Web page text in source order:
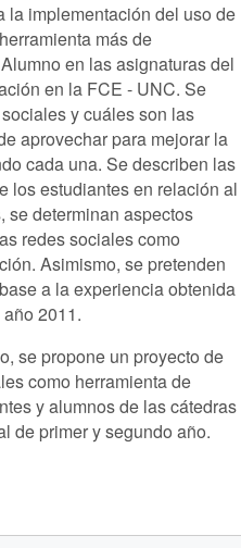
la implementación del uso de
más de
en las asignaturas del
en la FCE - UNC. Se
y cuáles son las
aprovechar para mejorar la
cada una. Se describen las
los estudiantes en relación al
se determinan aspectos
redes sociales como
Asimismo, se pretenden
a la experiencia obtenida
2011.
se propone un proyecto de
como herramienta de
y alumnos de las cátedras
de primer y segundo año.